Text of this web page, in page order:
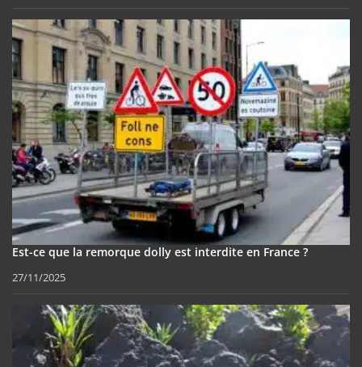
Est-ce que la remorque dolly est interdite en France ?
27/11/2025